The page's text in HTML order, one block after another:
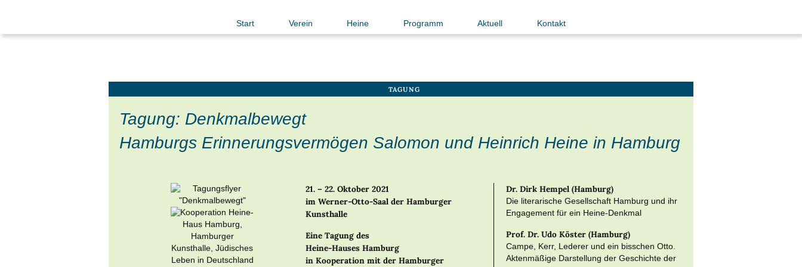
Start Verein Heine Programm Aktuell Kontakt
TAGUNG
Tagung: Denkmalbewegt
Hamburgs Erinnerungsvermögen Salomon und Heinrich Heine in Hamburg
21. – 22. Oktober 2021
im Werner-Otto-Saal der Hamburger
Kunsthalle
Eine Tagung des
Heine-Hauses Hamburg
in Kooperation mit der Hamburger
Dr. Dirk Hempel (Hamburg)
Die literarische Gesellschaft Hamburg und ihr
Engagement für ein Heine-Denkmal
Prof. Dr. Udo Köster (Hamburg)
Campe, Kerr, Lederer und ein bisschen Otto.
Aktenmäßige Darstellung der Geschichte der